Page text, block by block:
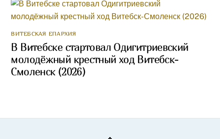
ВИТЕБСКАЯ ЕПАРХИЯ
В Витебске стартовал Одигитриевский
молодёжный крестный ход Витебск-
Смоленск (2026)